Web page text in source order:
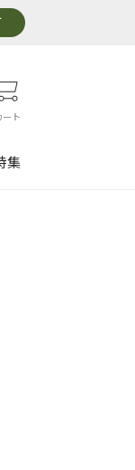
ート
集